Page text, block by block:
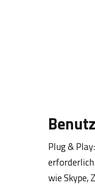
Plug &
wie Skype,